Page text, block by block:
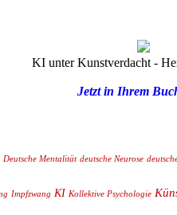
KI unter Kunstverdacht -
Jetzt in Ihrem
Deutsche Mentalität deutsche Neurose
Impfzwang KI Kollektive Psychologie